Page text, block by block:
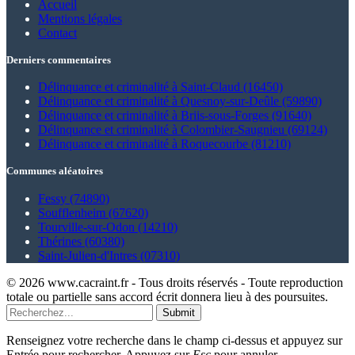
Accueil
Mentions légales
Contact
Derniers commentaires
Délinquance et criminalité à Saint-Claud (16450)
Délinquance et criminalité à Quesnoy-sur-Deûle (59890)
Délinquance et criminalité à Briis-sous-Forges (91640)
Délinquance et criminalité à Colombier-Saugnieu (69124)
Délinquance et criminalité à Roquecourbe (81210)
Communes aléatoires
Fessy (74890)
Soufflenheim (67620)
Tourville-sur-Odon (14210)
Thérines (60380)
Saint-Julien-d'Intres (07310)
© 2026 www.cacraint.fr - Tous droits réservés - Toute reproduction
totale ou partielle sans accord écrit donnera lieu à des poursuites.
Submit
Renseignez votre recherche dans le champ ci-dessus et appuyez sur